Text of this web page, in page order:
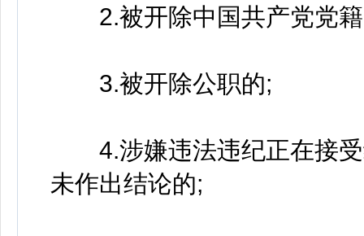
2.被开除中国共产党党
3.被开除公职的;
4.涉嫌违法违纪正在接受
未作出结论的;